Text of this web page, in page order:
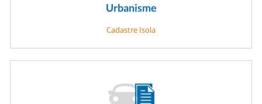
Urbanisme
Cadastre Isola